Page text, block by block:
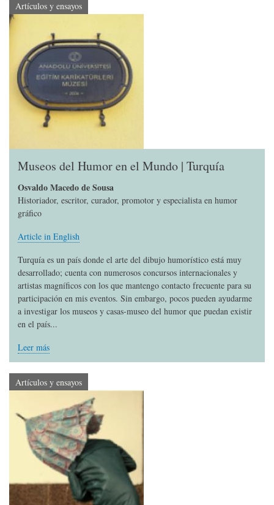
Artículos y ensayos
Museos del Humor en el Mundo | Turquía
Osvaldo Macedo de Sousa
Historiador, escritor, curador, promotor y especialista en humor
gráfico
Article in English
Turquía es un país donde el arte del dibujo humorístico está muy
desarrollado; cuenta con numerosos concursos internacionales y
artistas magníficos con los que mantengo contacto frecuente para su
participación en mis eventos. Sin embargo, pocos pueden ayudarme
a investigar los museos y casas-museo del humor que puedan existir
en el país...
Leer más
Artículos y ensayos